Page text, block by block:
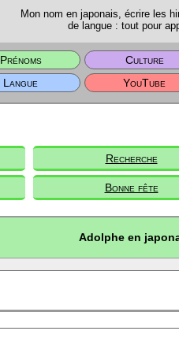
Mon nom en japonais, écrire les
de langue : tout pour
Prénoms Culture
Langue YouTube
Recherche
Bonne fête
Adolphe en